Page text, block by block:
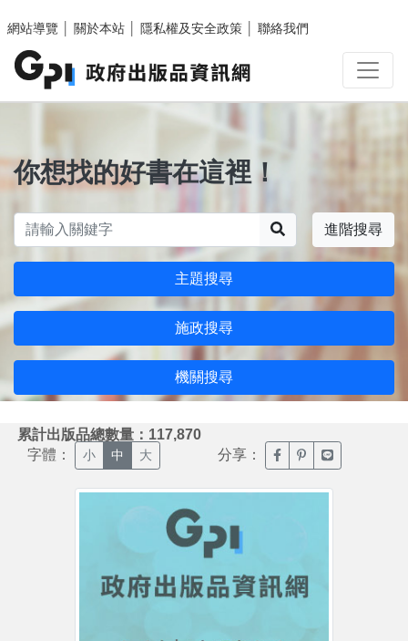
網站導覽
關於本站 隱私權及安全政策 聯絡我們
你想找的好書在這裡！
進階搜尋
主題搜尋
施政搜尋
機關搜尋
累計出版品總數量：117,870
字體： 小 中 大 分享： 臉書分享(另開新視窗)
噗浪分享(另開新
Line分享(另